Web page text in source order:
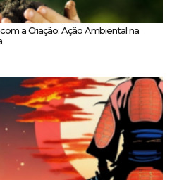
a Criação: Ação Ambiental na